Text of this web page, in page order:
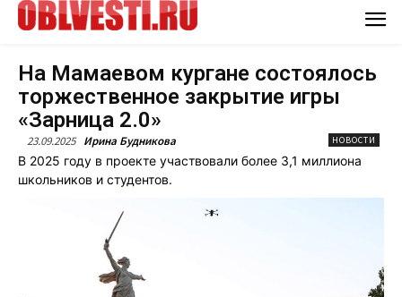
На Мамаевом кургане состоялось
торжественное закрытие игры
«Зарница 2.0»
23.09.2025 Ирина Будникова НОВОСТИ
В 2025 году в проекте участвовали более 3,1 миллиона
школьников и студентов.